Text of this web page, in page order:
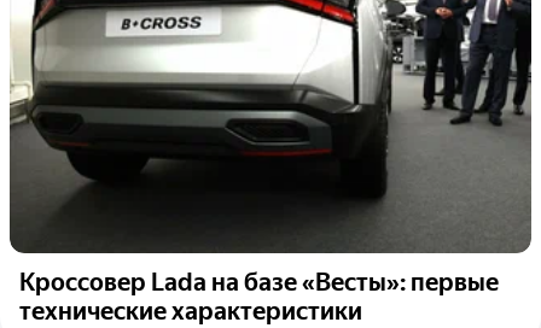
Кроссовер Lada на базе «Весты»: первые
технические характеристики